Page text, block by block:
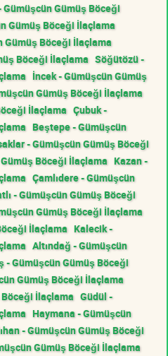
Gümüşcün Gümüş Böceği
Gümüş Böceği İlaçlama
Gümüş Böceği İlaçlama
Böceği İlaçlama Söğütözü -
İncek - Gümüşcün Gümüş
Gümüş Böceği İlaçlama
İlaçlama Çubuk -
Beştepe - Gümüşcün
- Gümüşcün Gümüş Böceği
Böceği İlaçlama Kazan -
Çamlıdere - Gümüşcün
- Gümüşcün Gümüş Böceği
Gümüş Böceği İlaçlama
İlaçlama Kalecik -
Altındağ - Gümüşcün
- Gümüşcün Gümüş Böceği
Gümüş Böceği İlaçlama
İlaçlama Güdül -
Haymana - Gümüşcün
- Gümüşcün Gümüş Böceği
Gümüş Böceği İlaçlama